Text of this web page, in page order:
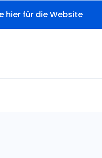
hier für die Website